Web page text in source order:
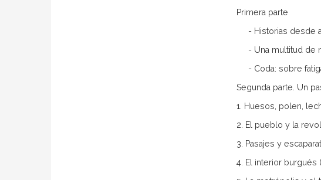
Primera parte
- Historias desde
- Una multitud de
- Coda: sobre
Segunda parte. Un
1. Huesos, polen,
2. El pueblo y la
3. Pasajes y
4. El interior burgués